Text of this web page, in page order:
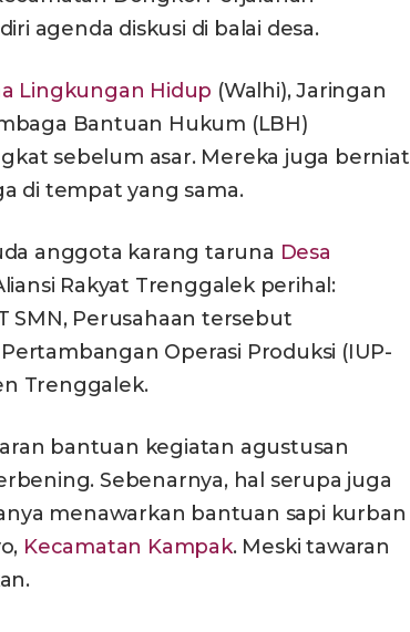
agenda diskusi di balai desa.
Lingkungan Hidup (Walhi), Jaringan
Bantuan Hukum (LBH)
sebelum asar. Mereka juga berniat
di tempat yang sama.
anggota karang taruna Desa
Rakyat Trenggalek perihal:
SMN, Perusahaan tersebut
Operasi Produksi (IUP-
Trenggalek.
bantuan kegiatan agustusan
Sebenarnya, hal serupa juga
menawarkan bantuan sapi kurban
Kecamatan Kampak. Meski tawaran